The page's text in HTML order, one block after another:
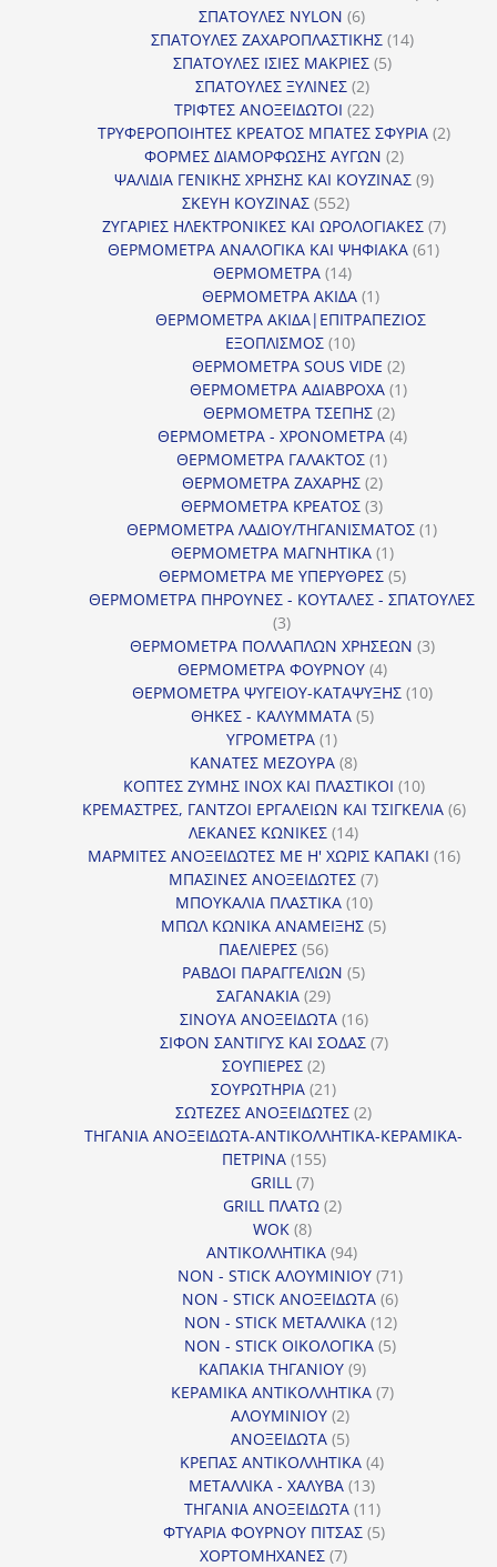
ΣΠΑΤΟΥΛΕΣ NYLON 66
προϊόντα
ΣΠΑΤΟΥΛΕΣ ΖΑΧΑΡΟΠΛΑΣΤΙΚΗΣ 1414
ΣΠΑΤΟΥΛΕΣ ΙΣΙΕΣ ΜΑΚΡΙΕΣ 55
ΣΠΑΤΟΥΛΕΣ ΞΥΛΙΝΕΣ 22
προϊόντα
ΤΡΙΦΤΕΣ ΑΝΟΞΕΙΔΩΤΟΙ 2222
προϊόντα
ΤΡΥΦΕΡΟΠΟΙΗΤΕΣ ΚΡΕΑΤΟΣ ΜΠΑΤΕΣ ΣΦΥΡΙΑ 22
ΦΟΡΜΕΣ ΔΙΑΜΟΡΦΩΣΗΣ ΑΥΓΩΝ 22
προϊόντα
ΨΑΛΙΔΙΑ ΓΕΝΙΚΗΣ ΧΡΗΣΗΣ ΚΑΙ ΚΟΥΖΙΝΑΣ 99
ΣΚΕΥΗ ΚΟΥΖΙΝΑΣ 552552
προϊόντα
ΖΥΓΑΡΙΕΣ ΗΛΕΚΤΡΟΝΙΚΕΣ ΚΑΙ ΩΡΟΛΟΓΙΑΚΕΣ 77
ΘΕΡΜΟΜΕΤΡΑ ΑΝΑΛΟΓΙΚΑ ΚΑΙ ΨΗΦΙΑΚΑ 6161
ΘΕΡΜΟΜΕΤΡΑ 1414
προϊόντα
ΘΕΡΜΟΜΕΤΡΑ ΑΚΙΔΑ 11
προϊόν
ΘΕΡΜΟΜΕΤΡΑ ΑΚΙΔΑ|ΕΠΙΤΡΑΠΕΖΙΟΣ
ΕΞΟΠΛΙΣΜΟΣ 1010
προϊόντα
ΘΕΡΜΟΜΕΤΡΑ SOUS VIDE 22
προϊόντα
ΘΕΡΜΟΜΕΤΡΑ ΑΔΙΑΒΡΟΧΑ 11
ΘΕΡΜΟΜΕΤΡΑ ΤΣΕΠΗΣ 22
προϊόντα
ΘΕΡΜΟΜΕΤΡΑ - ΧΡΟΝΟΜΕΤΡΑ 44
ΘΕΡΜΟΜΕΤΡΑ ΓΑΛΑΚΤΟΣ 11
προϊόν
ΘΕΡΜΟΜΕΤΡΑ ΖΑΧΑΡΗΣ 22
προϊόντα
ΘΕΡΜΟΜΕΤΡΑ ΚΡΕΑΤΟΣ 33
προϊόντα
ΘΕΡΜΟΜΕΤΡΑ ΛΑΔΙΟΥ/ΤΗΓΑΝΙΣΜΑΤΟΣ 11
ΘΕΡΜΟΜΕΤΡΑ ΜΑΓΝΗΤΙΚΑ 11
προϊόν
ΘΕΡΜΟΜΕΤΡΑ ΜΕ ΥΠΕΡΥΘΡΕΣ 55
προϊόντα
ΘΕΡΜΟΜΕΤΡΑ ΠΗΡΟΥΝΕΣ - ΚΟΥΤΑΛΕΣ - ΣΠΑΤΟΥΛΕΣ
33
προϊόντα
ΘΕΡΜΟΜΕΤΡΑ ΠΟΛΛΑΠΛΩΝ ΧΡΗΣΕΩΝ 33
ΘΕΡΜΟΜΕΤΡΑ ΦΟΥΡΝΟΥ 44
προϊόντα
ΘΕΡΜΟΜΕΤΡΑ ΨΥΓΕΙΟΥ-ΚΑΤΑΨΥΞΗΣ 1010
ΘΗΚΕΣ - ΚΑΛΥΜΜΑΤΑ 55
ΥΓΡΟΜΕΤΡΑ 11
προϊόν
ΚΑΝΑΤΕΣ ΜΕΖΟΥΡΑ 88
προϊόντα
ΚΟΠΤΕΣ ΖΥΜΗΣ INOX ΚΑΙ ΠΛΑΣΤΙΚΟΙ 1010
προϊόντα
ΚΡΕΜΑΣΤΡΕΣ, ΓΑΝΤΖΟΙ ΕΡΓΑΛΕΙΩΝ ΚΑΙ ΤΣΙΓΚΕΛΙΑ 66
ΛΕΚΑΝΕΣ ΚΩΝΙΚΕΣ 1414
προϊόντα
ΜΑΡΜΙΤΕΣ ΑΝΟΞΕΙΔΩΤΕΣ ΜΕ Η' ΧΩΡΙΣ ΚΑΠΑΚΙ 1616
ΜΠΑΣΙΝΕΣ ΑΝΟΞΕΙΔΩΤΕΣ 77
ΜΠΟΥΚΑΛΙΑ ΠΛΑΣΤΙΚΑ 1010
προϊόντα
ΜΠΩΛ ΚΩΝΙΚΑ ΑΝΑΜΕΙΞΗΣ 55
ΠΑΕΛΙΕΡΕΣ 5656
προϊόντα
ΡΑΒΔΟΙ ΠΑΡΑΓΓΕΛΙΩΝ 55
ΣΑΓΑΝΑΚΙΑ 2929
προϊόντα
ΣΙΝΟΥΑ ΑΝΟΞΕΙΔΩΤΑ 1616
προϊόντα
ΣΙΦΟΝ ΣΑΝΤΙΓΥΣ ΚΑΙ ΣΟΔΑΣ 77
ΣΟΥΠΙΕΡΕΣ 22
προϊόντα
ΣΟΥΡΩΤΗΡΙΑ 2121
προϊόντα
ΣΩΤΕΖΕΣ ΑΝΟΞΕΙΔΩΤΕΣ 22
προϊόντα
ΤΗΓΑΝΙΑ ΑΝΟΞΕΙΔΩΤΑ-ΑΝΤΙΚΟΛΛΗΤΙΚΑ-ΚΕΡΑΜΙΚΑ-
ΠΕΤΡΙΝΑ 155155
GRILL 77
προϊόντα
GRILL ΠΛΑΤΩ 22
WOK 88
προϊόντα
ΑΝΤΙΚΟΛΛΗΤΙΚΑ 9494
προϊόντα
NON - STICK ΑΛΟΥΜΙΝΙΟΥ 7171
προϊόντα
NON - STICK ΑΝΟΞΕΙΔΩΤΑ 66
προϊόντα
NON - STICK ΜΕΤΑΛΛΙΚΑ 1212
προϊόντα
NON - STICK ΟΙΚΟΛΟΓΙΚΑ 55
ΚΑΠΑΚΙΑ ΤΗΓΑΝΙΟΥ 99
προϊόντα
ΚΕΡΑΜΙΚΑ ΑΝΤΙΚΟΛΛΗΤΙΚΑ 77
ΑΛΟΥΜΙΝΙΟΥ 22
προϊόντα
ΑΝΟΞΕΙΔΩΤΑ 55
προϊόντα
ΚΡΕΠΑΣ ΑΝΤΙΚΟΛΛΗΤΙΚΑ 44
ΜΕΤΑΛΛΙΚΑ - ΧΑΛΥΒΑ 1313
προϊόντα
ΤΗΓΑΝΙΑ ΑΝΟΞΕΙΔΩΤΑ 1111
προϊόντα
ΦΤΥΑΡΙΑ ΦΟΥΡΝΟΥ ΠΙΤΣΑΣ 55
ΧΟΡΤΟΜΗΧΑΝΕΣ 77